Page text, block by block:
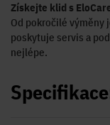
Získejte klid s
Od pokročilé výměny
poskytuje servis a
nejlépe.